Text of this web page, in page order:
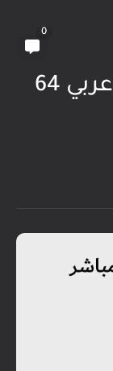
0
طريقة تحميل ويندوز 11 عربي 64